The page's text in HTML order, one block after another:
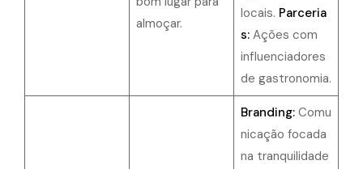
almoçar.
locais. Parceria
s:Ações com
influenciadores
de gastronomia.
Branding:Comu
nicação focada
na tranquilidade